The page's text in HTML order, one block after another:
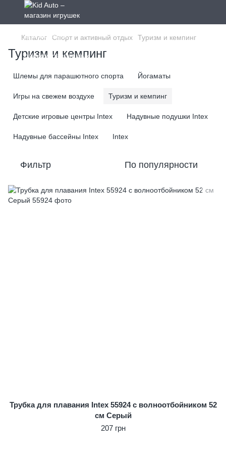
Каталог Спорт и активный отдых Туризм и кемпинг
Туризм и кемпинг
Шлемы для парашютного спорта Йогаматы
Игры на свежем воздухе Туризм и кемпинг
Детские игровые центры Intex Надувные подушки Intex
Надувные бассейны Intex Intex
Фильтр По популярности
Трубка для плавания Intex 55924 с волноотбойником 52
см Серый
207 грн